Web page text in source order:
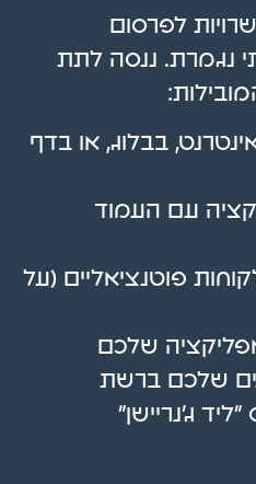
לפרסום
נגמרת. ננסה לתת
בבלוג, או בדף
עם העמוד
פוטנציאליים (על
שלכם
שלכם ברשת
ג'נריישן"